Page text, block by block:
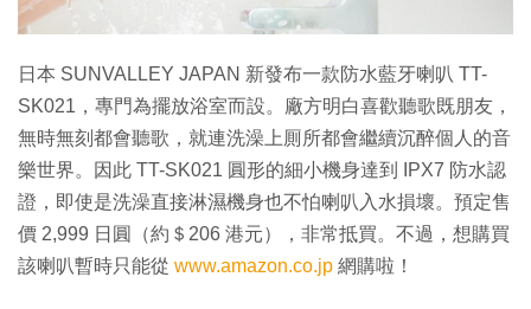
日本 SUNVALLEY JAPAN 新發布一款防水藍牙喇叭 TT-
SK021，專門為擺放浴室而設。廠方明白喜歡聽歌既朋友，
無時無刻都會聽歌，就連洗澡上厠所都會繼續沉醉個人的音
樂世界。因此 TT-SK021 圓形的細小機身達到 IPX7 防水認
證，即使是洗澡直接淋濕機身也不怕喇叭入水損壞。預定售
價 2,999 日圓（約＄206 港元），非常抵買。不過，想購買
該喇叭暫時只能從 www.amazon.co.jp 網購啦！